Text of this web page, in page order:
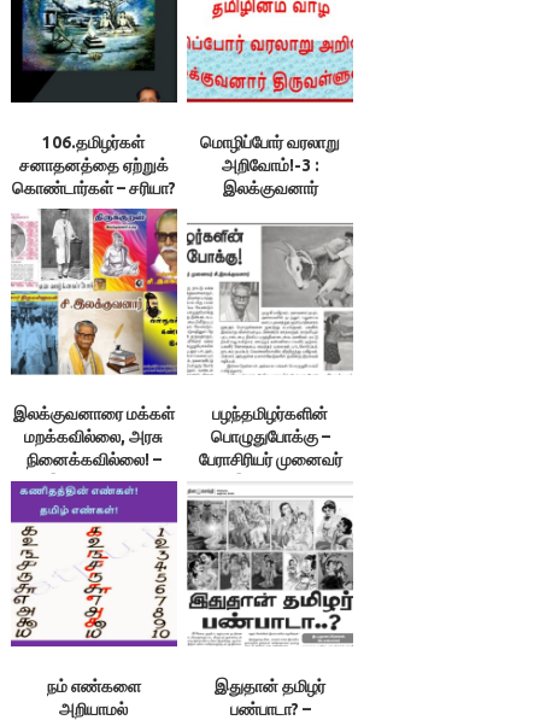
106.தமிழர்கள்
சனாதனத்தை ஏற்றுக்
கொண்டார்கள் – சரியா?
107.சனாதன
தருமத்தை ஒழிப்பது
என்றால் கலாச்சாரத்தை
அழிப்பதாகும் – நரேந்திர
(மோடி) சரியா?
இலக்குவனார்
திருவள்ளுவன்
மொழிப்போர் வரலாறு
அறிவோம்!-3 :
இலக்குவனார்
இலக்குவனாரை மக்கள்
மறக்கவில்லை, அரசு
நினைக்கவில்லை! –
இலக்குவனார்
திருவள்ளுவன்
பழந்தமிழர்களின்
பொழுதுபோக்கு –
பேராசிரியர் முனைவர்
சி.இலக்குவனார்
நம் எண்களை
அறியாமல்
இதுதான் தமிழர்
பண்பாடா? –